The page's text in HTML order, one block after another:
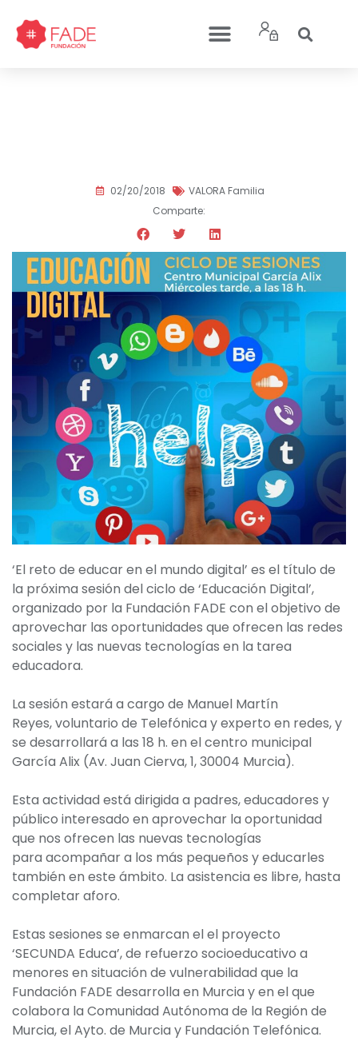
02/20/2018
VALORA Familia
Comparte:
‘El reto de educar en el mundo digital’ es el título de
la próxima sesión del ciclo de ‘Educación Digital’,
organizado por la Fundación FADE con el objetivo de
aprovechar las oportunidades que ofrecen las redes
sociales y las nuevas tecnologías en la tarea
educadora.
La sesión estará a cargo de Manuel Martín
Reyes, voluntario de Telefónica y experto en redes, y
se desarrollará a las 18 h. en el centro municipal
García Alix (Av. Juan Cierva, 1, 30004 Murcia).
Esta actividad está dirigida a padres, educadores y
público interesado en aprovechar la oportunidad
que nos ofrecen las nuevas tecnologías
para acompañar a los más pequeños y educarles
también en este ámbito. La asistencia es libre, hasta
completar aforo.
Estas sesiones se enmarcan el el proyecto
‘SECUNDA Educa’, de refuerzo socioeducativo a
menores en situación de vulnerabilidad que la
Fundación FADE desarrolla en Murcia y en el que
colabora la Comunidad Autónoma de la Región de
Murcia, el Ayto. de Murcia y Fundación Telefónica.